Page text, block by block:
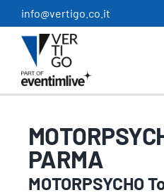
Salta
al
contenuto
info@vertigo.co.it
PARMA
MOTORPSYCHO